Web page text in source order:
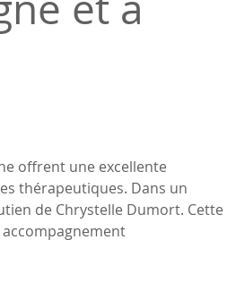
offrent une excellente
thérapeutiques. Dans un
de Chrystelle Dumort. Cette